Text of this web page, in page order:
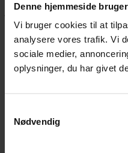
Denne hjemmeside
Vi bruger cookies til at
analysere vores trafik. Vi
sociale medier,
oplysninger, du har givet
Nødvendig
jeg dig på vej.
Vestergade 12 6270,
60 51 96 50
post@yarneverywear.dk
CVR 43041649